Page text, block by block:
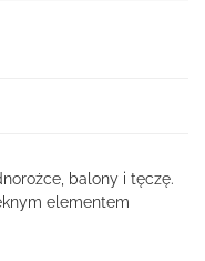
balony i tęczę.
elementem